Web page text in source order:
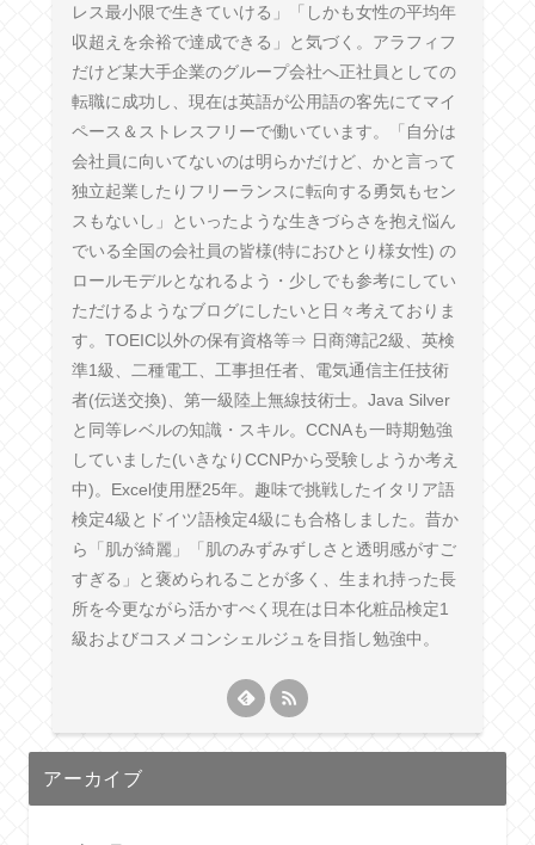
レス最小限で生きていける」「しかも女性の平均年
収超えを余裕で達成できる」と気づく。アラフィフ
だけど某大手企業のグループ会社へ正社員としての
転職に成功し、現在は英語が公用語の客先にてマイ
ペース＆ストレスフリーで働いています。「自分は
会社員に向いてないのは明らかだけど、かと言って
独立起業したりフリーランスに転向する勇気もセン
スもないし」といったような生きづらさを抱え悩ん
でいる全国の会社員の皆様(特におひとり様女性) の
ロールモデルとなれるよう・少しでも参考にしてい
ただけるようなブログにしたいと日々考えておりま
す。TOEIC以外の保有資格等⇒ 日商簿記2級、英検
準1級、二種電工、工事担任者、電気通信主任技術
者(伝送交換)、第一級陸上無線技術士。Java Silver
と同等レベルの知識・スキル。CCNAも一時期勉強
していました(いきなりCCNPから受験しようか考え
中)。Excel使用歴25年。趣味で挑戦したイタリア語
検定4級とドイツ語検定4級にも合格しました。昔か
ら「肌が綺麗」「肌のみずみずしさと透明感がすご
すぎる」と褒められることが多く、生まれ持った長
所を今更ながら活かすべく現在は日本化粧品検定1
級およびコスメコンシェルジュを目指し勉強中。
アーカイブ